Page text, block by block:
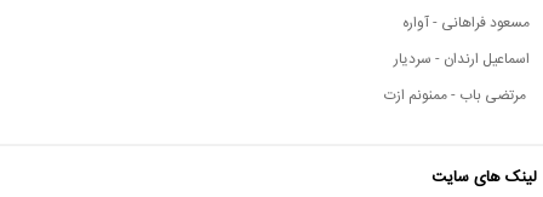
مسعود فراهانی - آواره
اسماعیل ارندان - سردیار
مرتضی باب - ممنونم ازت
لینک های سایت